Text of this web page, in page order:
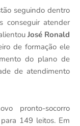
seguindo dentro
conseguir atender
José Ronald
de formação ele
do plano de
de atendimento
pronto-socorro
149 leitos. Em